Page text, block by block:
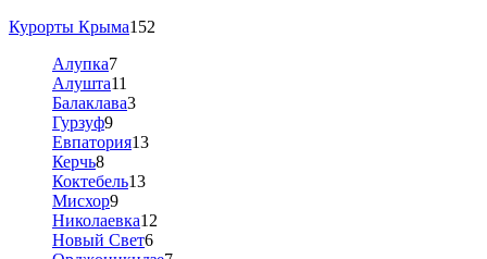
Курорты Крыма152
Алупка7
Алушта11
Балаклава3
Гурзуф9
Евпатория13
Керчь8
Коктебель13
Мисхор9
Николаевка12
Новый Свет6